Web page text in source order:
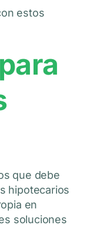
estos
que debe
hipotecarios
en
soluciones